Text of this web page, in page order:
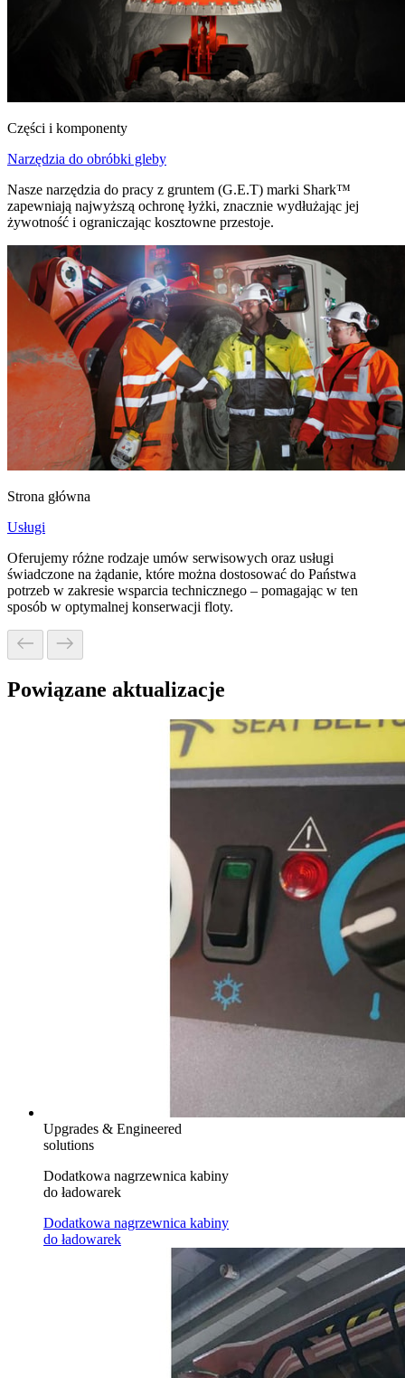
Części i komponenty
Narzędzia do obróbki gleby
Nasze narzędzia do pracy z gruntem (G.E.T) marki Shark™
zapewniają najwyższą ochronę łyżki, znacznie wydłużając jej
żywotność i ograniczając kosztowne przestoje.
Strona główna
Usługi
Oferujemy różne rodzaje umów serwisowych oraz usługi
świadczone na żądanie, które można dostosować do Państwa
potrzeb w zakresie wsparcia technicznego – pomagając w ten
sposób w optymalnej konserwacji floty.
Powiązane aktualizacje
Upgrades & Engineered
solutions
Dodatkowa nagrzewnica kabiny
do ładowarek
Dodatkowa nagrzewnica kabiny
do ładowarek